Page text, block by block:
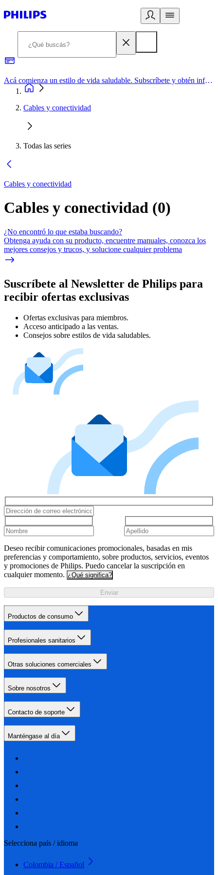
Acá comienza un estilo de vida saludable. Subscríbete y obtén información de primera mano
Cables y conectividad
Todas las series
Cables y conectividad
Cables y conectividad (0)
¿No encontró lo que estaba buscando?
Obtenga ayuda con su producto, encuentre manuales, conozca los
mejores consejos y trucos, y solucione cualquier problema
Suscríbete al Newsletter de Philips para
recibir ofertas exclusivas
Ofertas exclusivas para miembros.
Acceso anticipado a las ventas.
Consejos sobre estilos de vida saludables.
Deseo recibir comunicaciones promocionales, basadas en mis
preferencias y comportamiento, sobre productos, servicios, eventos
y promociones de Philips. Puedo cancelar la suscripción en
cualquier momento. ¿Qué significa?
Enviar
Productos de consumo
Profesionales sanitarios
Otras soluciones comerciales
Sobre nosotros
Contacto de soporte
Manténgase al día
Selecciona país / idioma
Colombia / Español